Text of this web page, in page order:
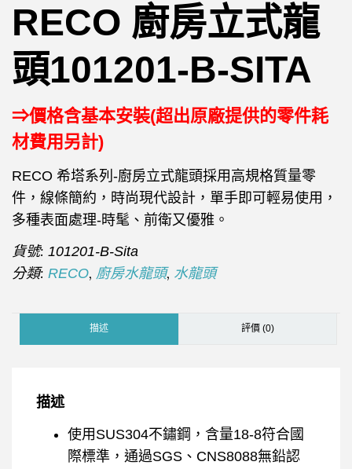
RECO 廚房立式龍
頭101201-B-SITA
⇒價格含基本安裝(超出原廠提供的零件耗
材費用另計)
RECO 希塔系列-廚房立式龍頭採用高規格質量零
件，線條簡約，時尚現代設計，單手即可輕易使用，
多種表面處理-時髦、前衛又優雅。
貨號: 101201-B-Sita
分類: RECO, 廚房水龍頭, 水龍頭
描述 評價 (0)
描述
使用SUS304不鏽鋼，含量18-8符合國
際標準，通過SGS、CNS8088無鉛認